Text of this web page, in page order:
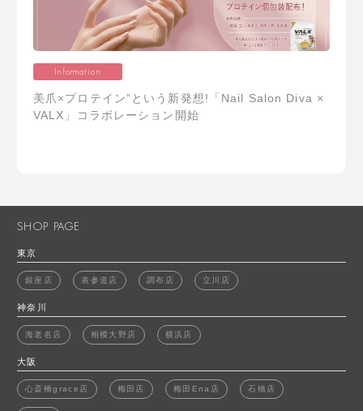
Information
美爪×プロテイン”という新発想!「Nail Salon Diva ×
VALX」コラボレーション開始
SHOP PAGE
東京
銀座店 表参道店 調布店 立川店
神奈川
海老名店 相模大野店 横浜店
大阪
心斎橋grace店 梅田店 梅田Ena店 石橋店